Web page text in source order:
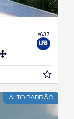
#637
ALTO PADRÃO